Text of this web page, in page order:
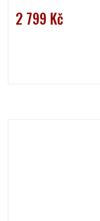
2 799 Kč